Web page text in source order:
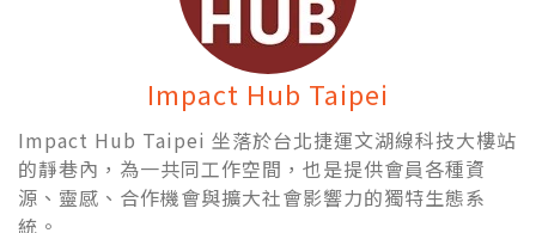
Impact Hub Taipei
Impact Hub Taipei 坐落於台北捷運文湖線科技大樓站
的靜巷內，為一共同工作空間，也是提供會員各種資
源、靈感、合作機會與擴大社會影響力的獨特生態系
統。